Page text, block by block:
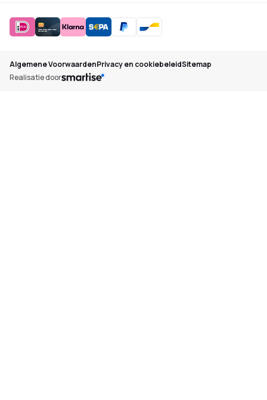
Algemene VoorwaardenPrivacy en cookiebeleidSitemap
Realisatie door